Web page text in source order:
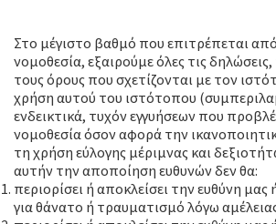
Στο μέγιστο βαθμό που επιτρέπεται
νομοθεσία, εξαιρούμε όλες τις δηλώσεις,
τους όρους που σχετίζονται με τον
χρήση αυτού του ιστότοπου
ενδεικτικά, τυχόν εγγυήσεων που
νομοθεσία όσον αφορά την
τη χρήση εύλογης μέριμνας και
αυτήν την αποποίηση ευθυνών δεν θα:
περιορίσει ή αποκλείσει την ευθύνη μας
για θάνατο ή τραυματισμό λόγω